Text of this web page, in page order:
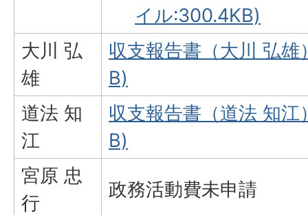
イル:300.4KB)
大川 弘
雄
収支報告書（大川 弘
B)
道法 知
江
収支報告書（道法 知
B)
宮原 忠
行
政務活動費未申請